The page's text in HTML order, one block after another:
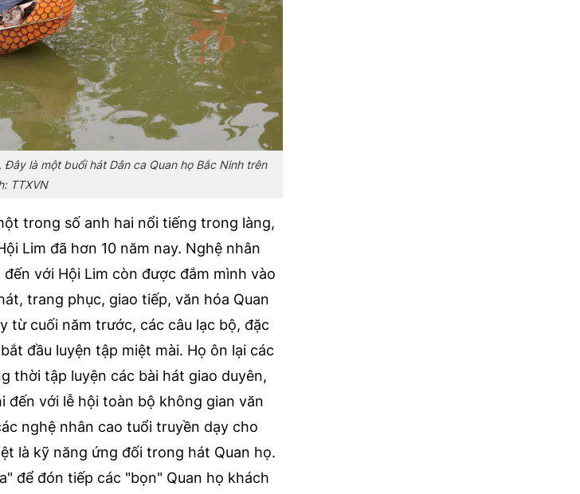
là một buổi hát Dân ca Quan họ Bắc Ninh trên
TTXVN
trong số anh hai nổi tiếng trong làng,
Lim đã hơn 10 năm nay. Nghệ nhân
với Hội Lim còn được đắm mình vào
trang phục, giao tiếp, văn hóa Quan
từ cuối năm trước, các câu lạc bộ, đặc
đầu luyện tập miệt mài. Họ ôn lại các
thời tập luyện các bài hát giao duyên,
đến với lễ hội toàn bộ không gian văn
nghệ nhân cao tuổi truyền dạy cho
là kỹ năng ứng đối trong hát Quan họ.
để đón tiếp các "bọn" Quan họ khách